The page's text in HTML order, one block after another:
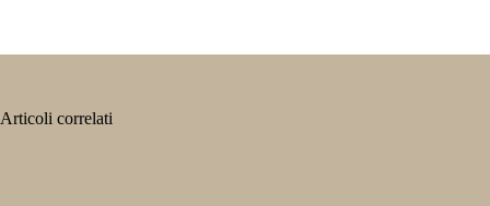
Articoli correlati